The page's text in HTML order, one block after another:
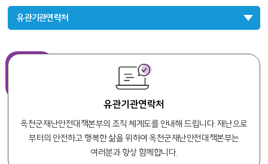
유관기관연락처
유관기관연락처
옥천군재난안전대책본부의 조직 체계도를 안내해 드립니다. 재난으로
부터의 안전하고 행복한 삶을 위하여 옥천군재난안전대책본부는
여러분과 항상 함께합니다.